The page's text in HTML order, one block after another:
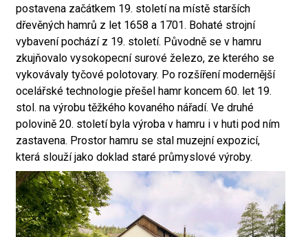
postavena začátkem 19. století na místě starších
dřevěných hamrů z let 1658 a 1701. Bohaté strojní
vybavení pochází z 19. století. Původně se v hamru
zkujňovalo vysokopecní surové železo, ze kterého se
vykovávaly tyčové polotovary. Po rozšíření modernější
ocelářské technologie přešel hamr koncem 60. let 19.
stol. na výrobu těžkého kovaného nářadí. Ve druhé
polovině 20. století byla výroba v hamru i v huti pod ním
zastavena. Prostor hamru se stal muzejní expozicí,
která slouží jako doklad staré průmyslové výroby.